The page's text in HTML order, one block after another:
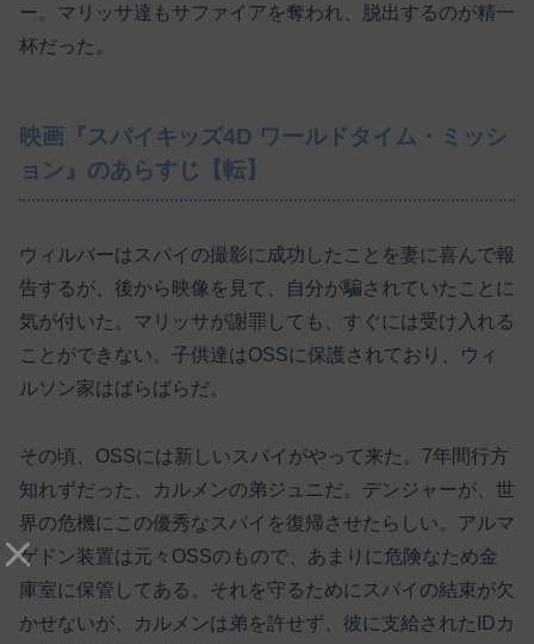
ー。マリッサ達もサファイアを奪われ、脱出するのが精一
杯だった。
映画『スパイキッズ4D ワールドタイム・ミッシ
ョン』のあらすじ【転】
ウィルバーはスパイの撮影に成功したことを妻に喜んで報
告するが、後から映像を見て、自分が騙されていたことに
気が付いた。マリッサが謝罪しても、すぐには受け入れる
ことができない。子供達はOSSに保護されており、ウィ
ルソン家はばらばらだ。
その頃、OSSには新しいスパイがやって来た。7年間行方
知れずだった、カルメンの弟ジュニだ。デンジャーが、世
界の危機にこの優秀なスパイを復帰させたらしい。アルマ
ゲドン装置は元々OSSのもので、あまりに危険なため金
庫室に保管してある。それを守るためにスパイの結束が欠
かせないが、カルメンは弟を許せず、彼に支給されたIDカ